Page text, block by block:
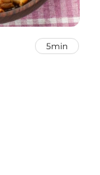
5min